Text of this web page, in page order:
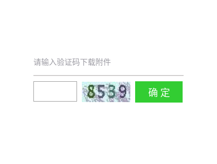
请输入验证码下载附件